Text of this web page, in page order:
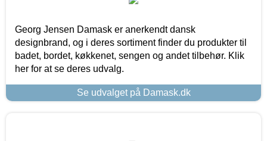
Georg Jensen Damask er anerkendt dansk
designbrand, og i deres sortiment finder du produkter til
badet, bordet, køkkenet, sengen og andet tilbehør. Klik
her for at se deres udvalg.
Se udvalget på Damask.dk